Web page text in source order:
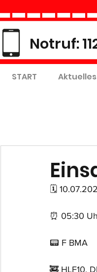
Notruf:
START Aktuelles
🗓
⏰ 05:30
📟 F BMA
🚒 HLF10,